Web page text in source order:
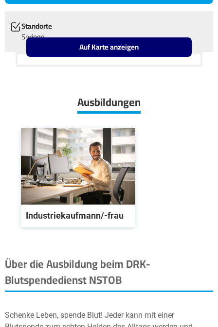
Standorte
Springe
Leaflet OpenStreetMap2
Auf Karte anzeigen
Ausbildungen
Industriekaufmann/-frau
Über die Ausbildung beim DRK-
Blutspendedienst NSTOB
Schenke Leben, spende Blut! Jeder kann mit einer